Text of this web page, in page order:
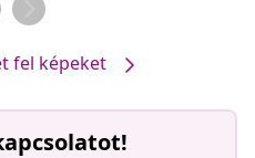
fel képeket